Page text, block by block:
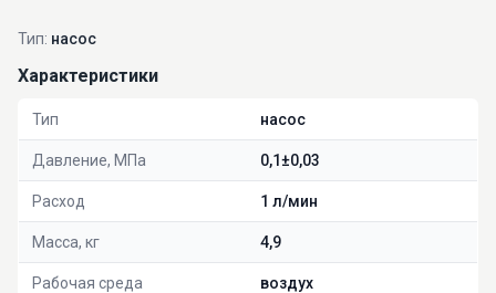
Тип: насос
Характеристики
Тип насос
Давление, МПа 0,1±0,03
Расход 1 л/мин
Масса, кг 4,9
Рабочая среда воздух